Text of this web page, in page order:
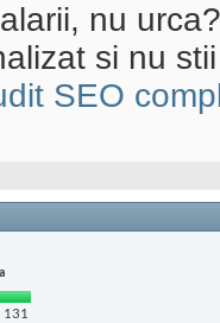
nu
si nu
SEO
131